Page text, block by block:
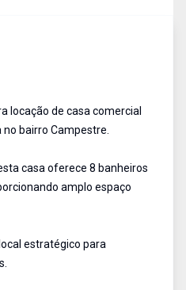
locação de casa comercial
bairro Campestre.
casa oferece 8 banheiros
amplo espaço
estratégico para